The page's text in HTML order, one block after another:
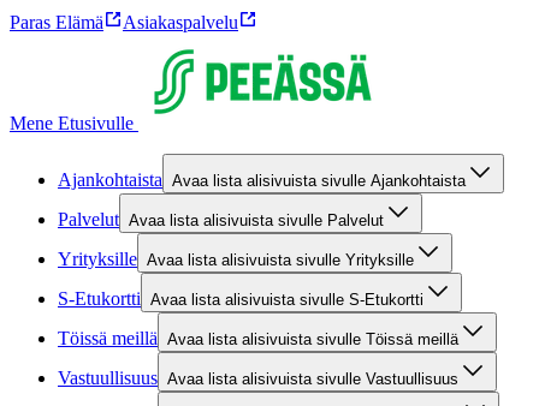
Paras Elämä Asiakaspalvelu
Mene Etusivulle
Ajankohtaista Avaa lista alisivuista sivulle Ajankohtaista
Palvelut Avaa lista alisivuista sivulle Palvelut
Yrityksille Avaa lista alisivuista sivulle Yrityksille
S-Etukortti Avaa lista alisivuista sivulle S-Etukortti
Töissä meillä Avaa lista alisivuista sivulle Töissä meillä
Vastuullisuus Avaa lista alisivuista sivulle Vastuullisuus